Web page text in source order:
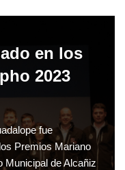
en los
2023
fue
Premios Mariano
Municipal de Alcañiz